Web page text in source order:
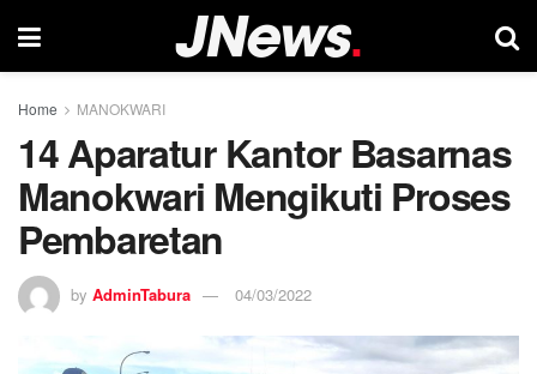
Home MANOKWARI
14 Aparatur Kantor Basarnas
Manokwari Mengikuti Proses
Pembaretan
by AdminTabura 04/03/2022